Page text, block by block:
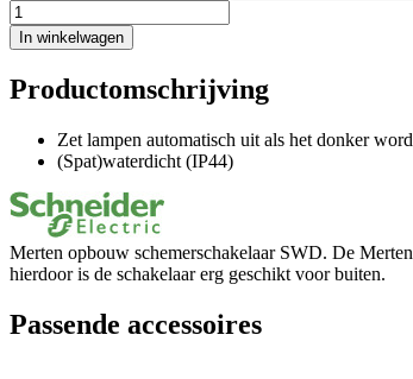
In winkelwagen
Productomschrijving
Zet lampen automatisch uit als het donker
(Spat)waterdicht (IP44)
Merten opbouw schemerschakelaar SWD. De
hierdoor is de schakelaar erg geschikt voor buiten.
Passende accessoires